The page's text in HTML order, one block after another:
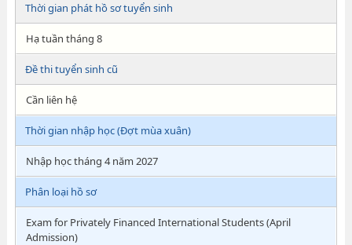
Thời gian phát hồ sơ tuyển sinh
Hạ tuần tháng 8
Đề thi tuyển sinh cũ
Cần liên hệ
Thời gian nhập học (Đợt mùa xuân)
Nhập học tháng 4 năm 2027
Phân loại hồ sơ
Exam for Privately Financed International Students (April
Admission)